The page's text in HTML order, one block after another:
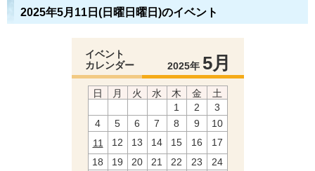
2025年5月11日(日曜日曜日)のイベント
イベント
カレンダー
2025年 5月
日 月 火 水 木 金
土
1
2
3
4
5 6 7 8 9
10
11
12 13 14 15 16
17
18
19 20 21 22 23
24